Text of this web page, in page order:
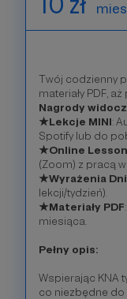
Twój codzienny
materiały PDF,
Nagrody
★Lekcje MINI:
Spotify lub do
★Online Lesson
(Zoom) z pracą
★Wyrażenia
lekcji/tydzień).
★Materiały PDF
miesiąca.
Pełny opis:
Wspierając KNA
co niezbędne do